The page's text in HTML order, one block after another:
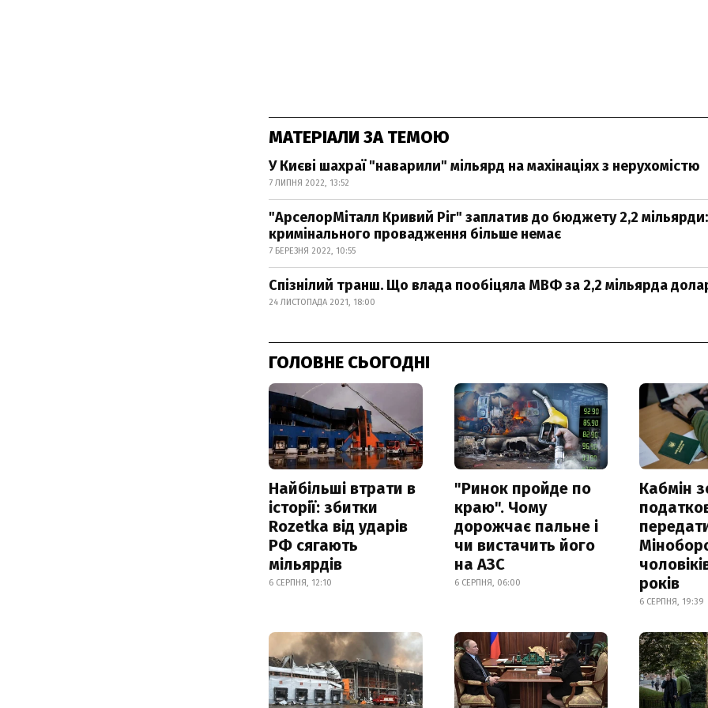
МАТЕРІАЛИ ЗА ТЕМОЮ
У Києві шахраї "наварили" мільярд на махінаціях з нерухомістю
7 ЛИПНЯ 2022, 13:52
"АрселорМіталл Кривий Ріг" заплатив до бюджету 2,2 мільярди:
кримінального провадження більше немає
7 БЕРЕЗНЯ 2022, 10:55
Спізнілий транш. Що влада пообіцяла МВФ за 2,2 мільярда
24 ЛИСТОПАДА 2021, 18:00
ГОЛОВНЕ СЬОГОДНІ
Найбільші втрати в
історії: збитки
Rozetka від ударів
РФ сягають
мільярдів
6 СЕРПНЯ, 12:10
"Ринок пройде по
краю". Чому
дорожчає пальне і
чи вистачить його
на АЗС
6 СЕРПНЯ, 06:00
Кабмін
років
6 СЕРПНЯ, 19:39